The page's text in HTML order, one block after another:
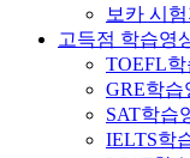
보카 시험
고득점 학습영
TOEFL
GRE학습
SAT학습
IELTS학